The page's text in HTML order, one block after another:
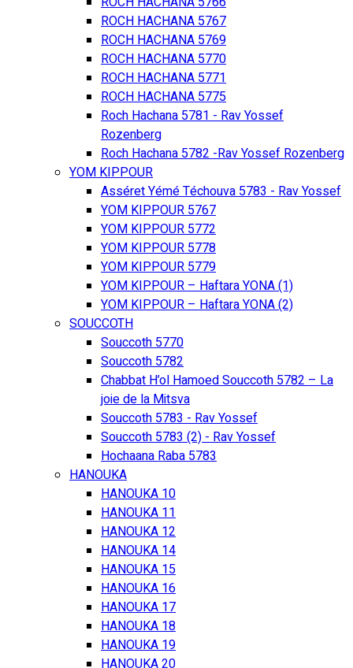
ROCH HACHANA 5767
ROCH HACHANA 5769
ROCH HACHANA 5770
ROCH HACHANA 5771
ROCH HACHANA 5775
Roch Hachana 5781 - Rav Yossef
Rozenberg
Roch Hachana 5782 -Rav Yossef Rozenberg
YOM KIPPOUR
Asséret Yémé Téchouva 5783 - Rav Yossef
YOM KIPPOUR 5767
YOM KIPPOUR 5772
YOM KIPPOUR 5778
YOM KIPPOUR 5779
YOM KIPPOUR – Haftara YONA (1)
YOM KIPPOUR – Haftara YONA (2)
SOUCCOTH
Souccoth 5770
Souccoth 5782
Chabbat H’ol Hamoed Souccoth 5782 – La
joie de la Mitsva
Souccoth 5783 - Rav Yossef
Souccoth 5783 (2) - Rav Yossef
Hochaana Raba 5783
HANOUKA
HANOUKA 10
HANOUKA 11
HANOUKA 12
HANOUKA 14
HANOUKA 15
HANOUKA 16
HANOUKA 17
HANOUKA 18
HANOUKA 19